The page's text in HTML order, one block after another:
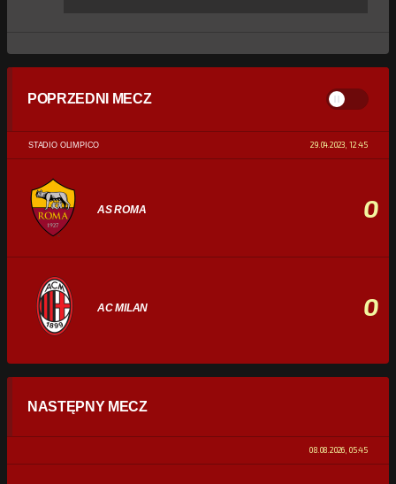
POPRZEDNI MECZ
STADIO OLIMPICO 29.04.2023, 12:45
AS ROMA 0
AC MILAN 0
STATYSTYKI
0% 100%
NASTĘPNY MECZ
08.08.2026, 05:45